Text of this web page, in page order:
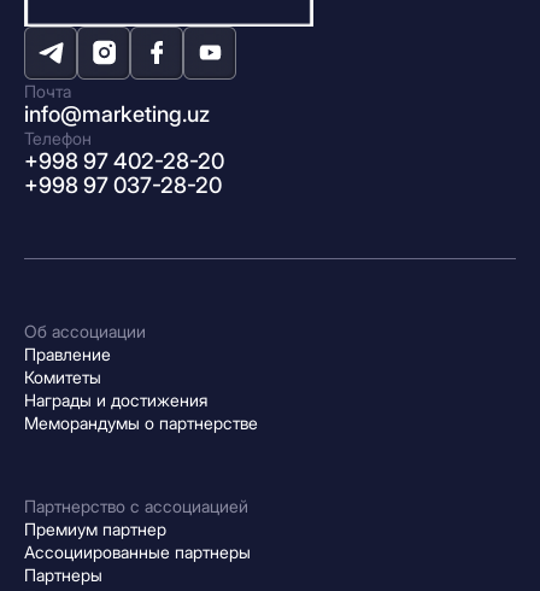
Почта
info@marketing.uz
Телефон
+998 97 402-28-20
+998 97 037-28-20
Об ассоциации
Правление
Комитеты
Награды и достижения
Меморандумы о партнерстве
Партнерство с ассоциацией
Премиум партнер
Ассоциированные партнеры
Партнеры